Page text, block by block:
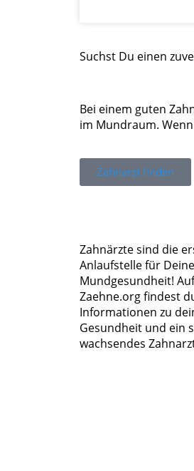
Suchst Du einen
Bei einem guten
im Mundraum.
Zahnarzt finden
Zahnärzte sind die
Anlaufstelle für
Mundgesundheit!
Zaehne.org findest
Informationen zu
Gesundheit und ein
wachsendes